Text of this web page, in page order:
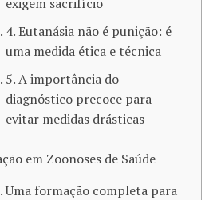
4. Eutanásia não é punição: é
uma medida ética e técnica
5. A importância do
diagnóstico precoce para
evitar medidas drásticas
em Zoonoses de Saúde
Uma formação completa para